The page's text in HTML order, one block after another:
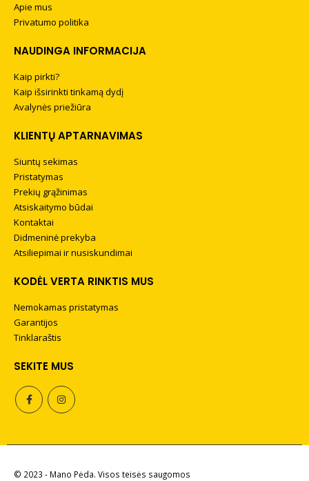
Apie mus
Privatumo politika
NAUDINGA INFORMACIJA
Kaip pirkti?
Kaip išsirinkti tinkamą dydį
Avalynės priežiūra
KLIENTŲ APTARNAVIMAS
Siuntų sekimas
Pristatymas
Prekių grąžinimas
Atsiskaitymo būdai
Kontaktai
Didmeninė prekyba
Atsiliepimai ir nusiskundimai
KODĖL VERTA RINKTIS MUS
Nemokamas pristatymas
Garantijos
Tinklaraštis
SEKITE MUS
© 2023 - Mano Pėda. Visos teisės saugomos
4,90€